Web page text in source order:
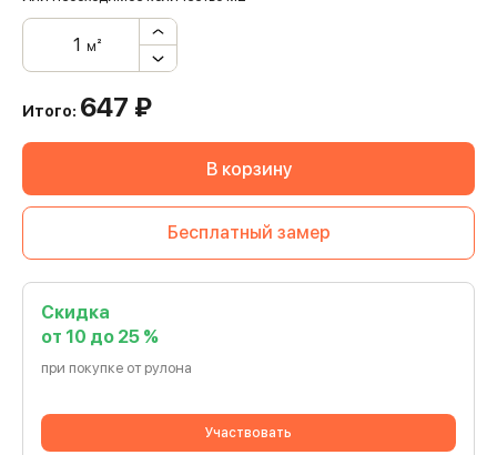
м²
Итого: 647 ₽
В корзину
Бесплатный замер
Скидка
от 10 до 25 %
при покупке от рулона
Участвовать